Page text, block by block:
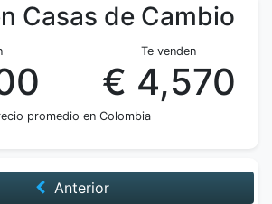
Casas de Cambio
Te venden
€ 4,570
promedio en Colombia
Anterior